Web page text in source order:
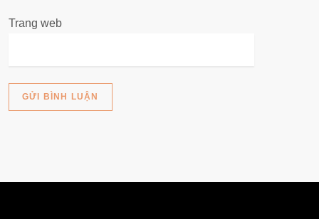
Trang web